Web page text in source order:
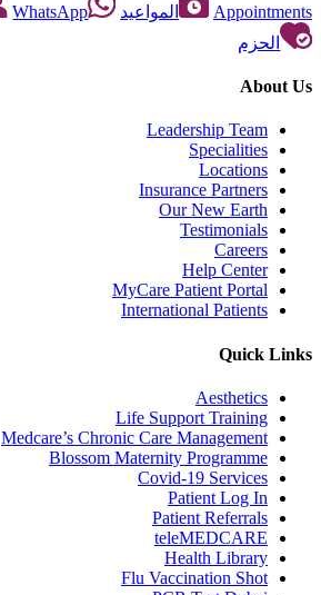
Appointments
المواعيد WhatsApp
الحزم
About Us
Leadership Team
Specialities
Locations
Insurance Partners
Our New Earth
Testimonials
Careers
Help Center
MyCare Patient Portal
International Patients
Quick Links
Aesthetics
Life Support Training
Medcare’s Chronic Care Management
Blossom Maternity Programme
Covid-19 Services
Patient Log In
Patient Referrals
teleMEDCARE
Health Library
Flu Vaccination Shot